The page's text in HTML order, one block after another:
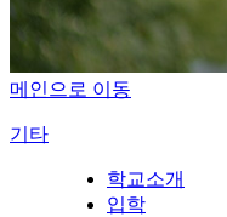
메인으로 이동
기타
학교소개
입학